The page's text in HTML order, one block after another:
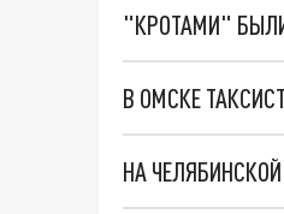
"КРОТАМИ"
В ОМСКЕ
НА